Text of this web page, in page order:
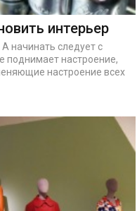
интерьер
начинать следует с
поднимает настроение,
настроение всех